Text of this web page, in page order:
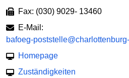
Fax: (030) 9029- 13460
E-Mail:
bafoeg-
Homepage
Zuständigkeiten